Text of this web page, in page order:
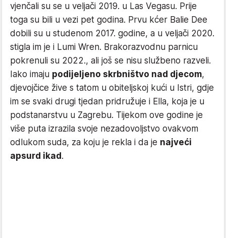
vjenčali su se u veljači 2019. u Las Vegasu. Prije
toga su bili u vezi pet godina. Prvu kćer Balie Dee
dobili su u studenom 2017. godine, a u veljači 2020.
stigla im je i Lumi Wren. Brakorazvodnu parnicu
pokrenuli su 2022., ali još se nisu službeno razveli.
Iako imaju podijeljeno skrbništvo nad djecom,
djevojčice žive s tatom u obiteljskoj kući u Istri, gdje
im se svaki drugi tjedan pridružuje i Ella, koja je u
podstanarstvu u Zagrebu. Tijekom ove godine je
više puta izrazila svoje nezadovoljstvo ovakvom
odlukom suda, za koju je rekla i da je najveći
apsurd ikad.